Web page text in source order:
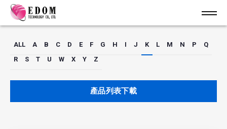
ALL A B C D E F G H I J K L M N P
Q
R
S T U W X Y Z
產品列表下載